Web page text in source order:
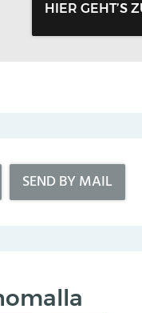
HIER GEHT’S
SEND BY MAIL